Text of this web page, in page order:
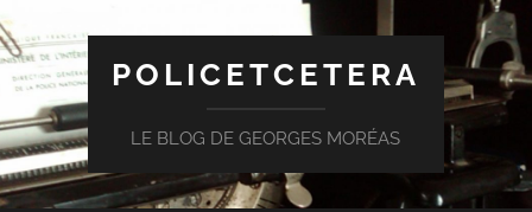
POLICETCETERA
LE BLOG DE GEORGES MORÉAS